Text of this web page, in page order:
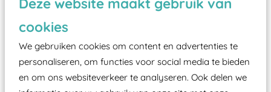
cookies
We gebruiken cookies om content en advertenties te
personaliseren, om functies voor social media te bieden
en om ons websiteverkeer te analyseren. Ook delen we
Wist je dat:
Vanaf een valhoogte van 1,5 meter een speciale